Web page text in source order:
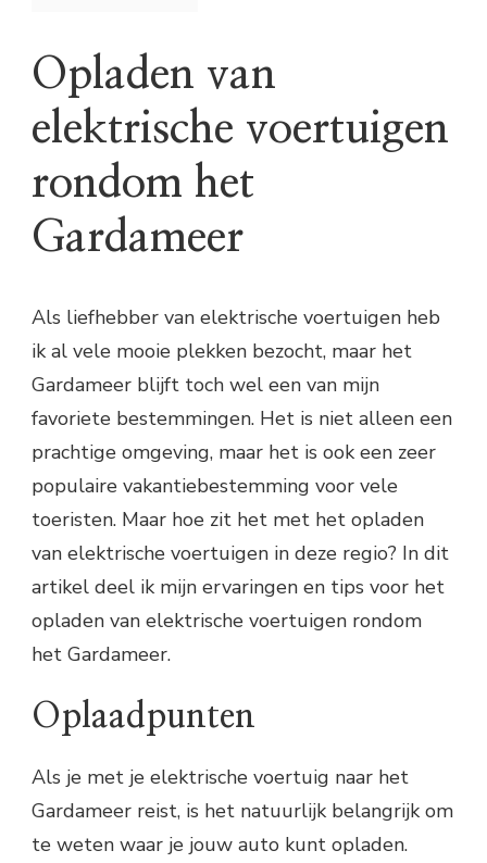
Opladen van
elektrische voertuigen
rondom het
Gardameer
Als liefhebber van elektrische voertuigen heb
ik al vele mooie plekken bezocht, maar het
Gardameer blijft toch wel een van mijn
favoriete bestemmingen. Het is niet alleen een
prachtige omgeving, maar het is ook een zeer
populaire vakantiebestemming voor vele
toeristen. Maar hoe zit het met het opladen
van elektrische voertuigen in deze regio? In dit
artikel deel ik mijn ervaringen en tips voor het
opladen van elektrische voertuigen rondom
het Gardameer.
Oplaadpunten
Als je met je elektrische voertuig naar het
Gardameer reist, is het natuurlijk belangrijk om
te weten waar je jouw auto kunt opladen.